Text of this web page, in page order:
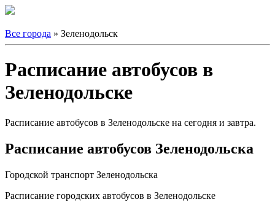
Все города » Зеленодольск
Расписание автобусов в
Зеленодольске
Расписание автобусов в Зеленодольске на сегодня и завтра.
Расписание автобусов Зеленодольска
Городской транспорт Зеленодольска
Расписание городских автобусов в Зеленодольске